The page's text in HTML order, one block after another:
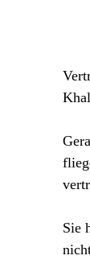
Sie